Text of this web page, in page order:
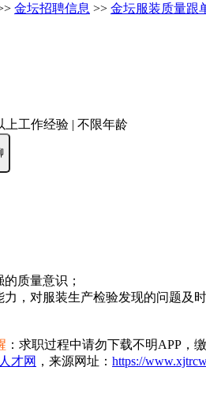
金坛招聘信息 >> 金坛服装质量跟
上工作经验 | 不限年龄
质量意识；
，对服装生产检验发现的问题及
：求职过程中请勿下载不明APP，
才网 ，来源网址： https://